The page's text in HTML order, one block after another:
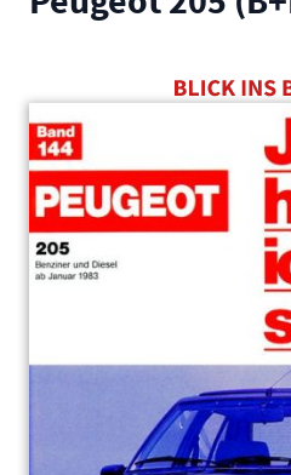
Main image
Click to view image in fullscreen